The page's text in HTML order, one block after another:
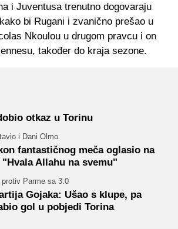
i Juventusa trenutno dogovaraju
bi Rugani i zvanično prešao u
Nkoulou u drugom pravcu i on
također do kraja sezone.
otkaz u Torinu
i Dani Olmo
fantastičnog meča oglasio na
Allahu na svemu"
Parme sa 3:0
Gojaka: Ušao s klupe, pa
gol u pobjedi Torina